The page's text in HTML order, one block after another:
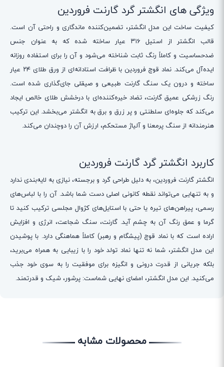
ویژگی های انگشتر گرد گارنت فروردین
کیفیت ساخت این مدل انگشتر، تضمین‌کننده ماندگاری و راحتی آن است.
قالب انگشتر از استیل ۳۱۶ عیار ساخته شده که به عنوان جنس
ضدحساسیت و کاملاً رنگ ثابت شناخته می‌شود و آن را برای استفاده روزانه
ایده‌آل می‌کند. نماد قوچ فروردین با ظرافت استادانه‌ای از ورق طلای ۲۴ عیار
ساخته و درون یک سنگ گارنت طبیعی و صیقلی جای‌گذاری شده است.
رنگ زرشکی عمیق گارنت، تضاد خیره‌کننده‌ای با درخشش طلای خالص ایجاد
می‌کند که جلوه‌ای سلطنتی و پر زرق و برق به انگشتر می‌بخشد. این ترکیب
هنرمندانه از سنگ پرمعنا و آلیاژ مستحکم، ارزش آن را دوچندان می‌کند.
کاربرد انگشتر گرد گارنت فروردین
انگشتر گارنت فروردین، به دلیل طراحی گرد و برجسته، نیازی به لایه‌بندی ندارد
و به تنهایی می‌تواند نقطه کانونی اصلی دست شما باشد. آن را با لباس‌های
رسمی، پیراهن‌های تیره یا حتی با استایل‌های کژوال مجلسی ترکیب کنید تا
گرما و عمق رنگ آن به چشم آید. گارنت، سنگ شجاعت، انرژی و افزایش
اراده است که با نماد قوچ (پیشگام و رهبر) کاملاً هماهنگی دارد. با پوشیدن
این مدل انگشتر، شما نه تنها نماد تولد خود را با زیبایی به همراه می‌برید،
بلکه جریانی از قدرت درونی و انگیزه برای موفقیت را به سوی خود جذب
می‌کنید. این مدل انگشتر، امضای نهایی شماست: پرشور، شیک و قدرتمند.
محصولات مشابه